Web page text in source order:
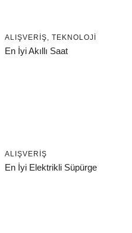
ALIŞVERIŞ, TEKNOLOJI
En İyi Akıllı Saat
ALIŞVERIŞ
En İyi Elektrikli Süpürge